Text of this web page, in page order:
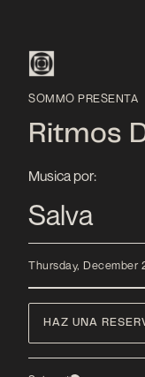
SOMMO PRESENTA
Ritmos
Musica por:
Salva
Thursday, December
HAZ UNA